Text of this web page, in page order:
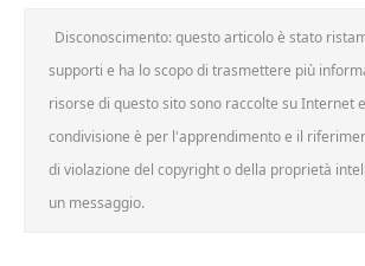
Disconoscimento: questo articolo è stato
supporti e ha lo scopo di trasmettere più
risorse di questo sito sono raccolte su Internet
condivisione è per l'apprendimento e il
di violazione del copyright o della proprietà
un messaggio.